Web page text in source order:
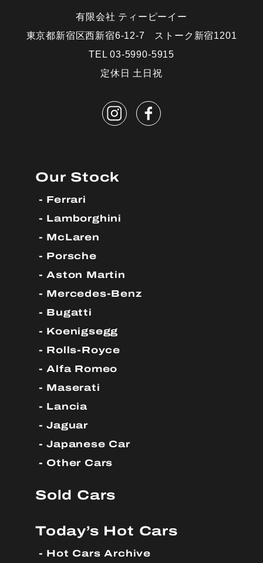
有限会社 ティーピーイー
東京都新宿区西新宿6-12-7 ストーク新宿1201
TEL 03-5990-5915
定休日 土日祝
Our Stock
Ferrari
Lamborghini
McLaren
Porsche
Aston Martin
Mercedes-Benz
Bugatti
Koenigsegg
Rolls-Royce
Alfa Romeo
Maserati
Lancia
Jaguar
Japanese Car
Other Cars
Sold Cars
Today’s Hot Cars
Hot Cars Archive